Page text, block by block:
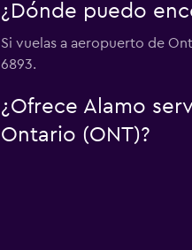
¿Dónde puedo
Si vuelas a aeropuerto de
6893.
¿Ofrece Alamo
Ontario (ONT)?